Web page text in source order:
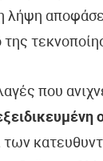
λήψη
που
των